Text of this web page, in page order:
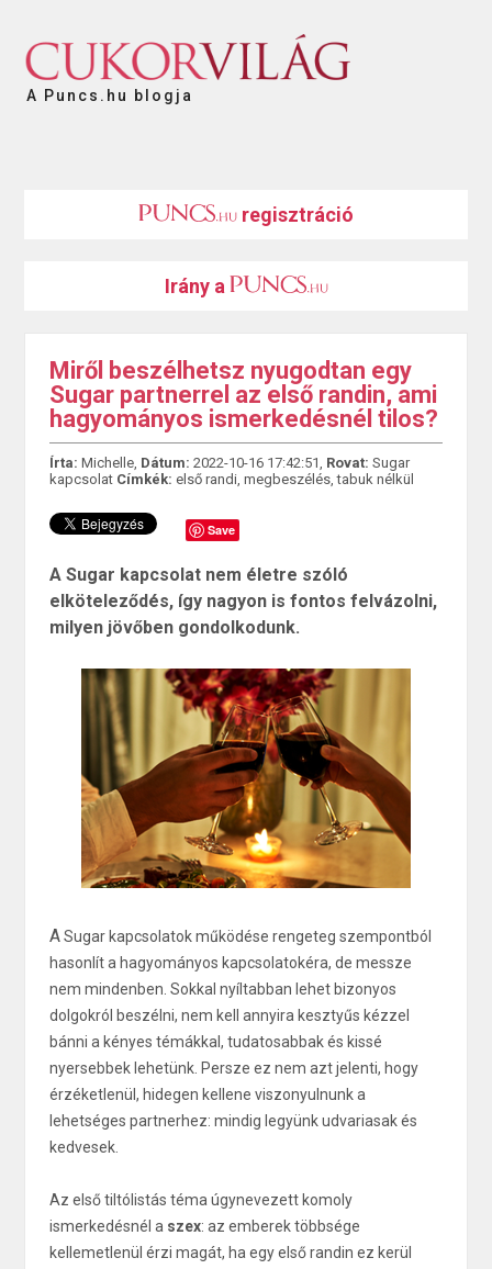
A Puncs.hu blogja
regisztráció
Irány a
Miről beszélhetsz nyugodtan egy
Sugar partnerrel az első randin, ami
hagyományos ismerkedésnél tilos?
Írta: Michelle, Dátum: 2022-10-16 17:42:51, Rovat: Sugar
kapcsolat Címkék: első randi, megbeszélés,tabuk nélkül
Save
A Sugar kapcsolat nem életre szóló
elköteleződés, így nagyon is fontos felvázolni,
milyen jövőben gondolkodunk.
ASugar kapcsolatok működése rengeteg szempontból
hasonlít a hagyományos kapcsolatokéra, de messze
nem mindenben. Sokkal nyíltabban lehet bizonyos
dolgokról beszélni, nem kell annyira kesztyűs kézzel
bánni a kényes témákkal, tudatosabbak és kissé
nyersebbek lehetünk. Persze ez nem azt jelenti, hogy
érzéketlenül, hidegen kellene viszonyulnunk a
lehetséges partnerhez: mindig legyünk udvariasak és
kedvesek.
Az első tiltólistás téma úgynevezett komoly
ismerkedésnél a szex: az emberek többsége
kellemetlenül érzi magát, ha egy első randin ez kerül